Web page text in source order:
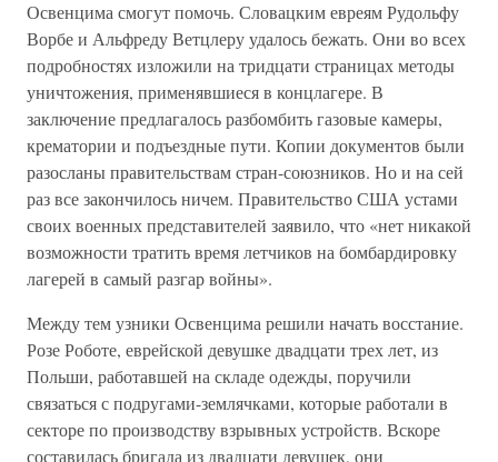
Освенцима смогут помочь. Словацким евреям Рудольфу
Ворбе и Альфреду Ветцлеру удалось бежать. Они во всех
подробностях изложили на тридцати страницах методы
уничтожения, применявшиеся в концлагере. В
заключение предлагалось разбомбить газовые камеры,
крематории и подъездные пути. Копии документов были
разосланы правительствам стран-союзников. Но и на сей
раз все закончилось ничем. Правительство США устами
своих военных представителей заявило, что «нет никакой
возможности тратить время летчиков на бомбардировку
лагерей в самый разгар войны».
Между тем узники Освенцима решили начать восстание.
Розе Роботе, еврейской девушке двадцати трех лет, из
Польши, работавшей на складе одежды, поручили
связаться с подругами-землячками, которые работали в
секторе по производству взрывных устройств. Вскоре
составилась бригада из двадцати девушек, они